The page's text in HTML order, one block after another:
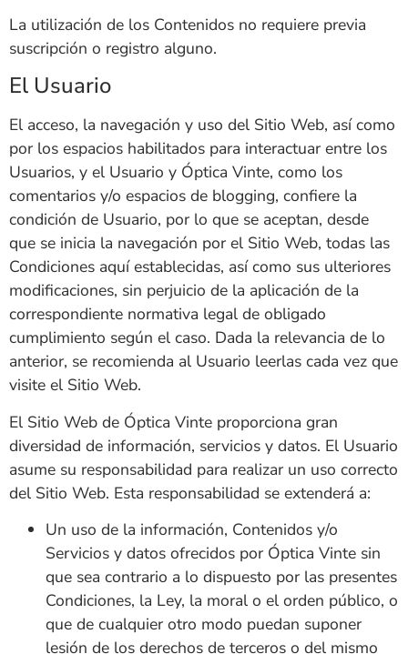
La utilización de los Contenidos no requiere previa
suscripción o registro alguno.
El Usuario
El acceso, la navegación y uso del Sitio Web, así como
por los espacios habilitados para interactuar entre los
Usuarios, y el Usuario y Óptica Vinte, como los
comentarios y/o espacios de blogging, confiere la
condición de Usuario, por lo que se aceptan, desde
que se inicia la navegación por el Sitio Web, todas las
Condiciones aquí establecidas, así como sus ulteriores
modificaciones, sin perjuicio de la aplicación de la
correspondiente normativa legal de obligado
cumplimiento según el caso. Dada la relevancia de lo
anterior, se recomienda al Usuario leerlas cada vez que
visite el Sitio Web.
El Sitio Web de Óptica Vinte proporciona gran
diversidad de información, servicios y datos. El Usuario
asume su responsabilidad para realizar un uso correcto
del Sitio Web. Esta responsabilidad se extenderá a:
Un uso de la información, Contenidos y/o
Servicios y datos ofrecidos por Óptica Vinte sin
que sea contrario a lo dispuesto por las presentes
Condiciones, la Ley, la moral o el orden público, o
que de cualquier otro modo puedan suponer
lesión de los derechos de terceros o del mismo